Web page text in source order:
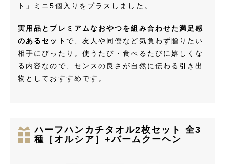
ト」ミニ5個入りをプラスしました。
実用品とプレミアムなおやつを組み合わせた満足感
のあるセット で、友人や同僚など気負わず贈りたい
相手にぴったり。使うたび・食べるたびに嬉しくな
る内容なので、センスの良さが自然に伝わる引き出
物としておすすめです。
ハーフハンカチタオル2枚セット 全3
種［オルシア］+バームクーヘン